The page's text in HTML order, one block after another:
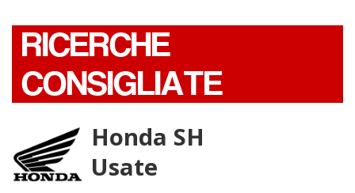
RICERCHE
CONSIGLIATE
Honda SH
Usate